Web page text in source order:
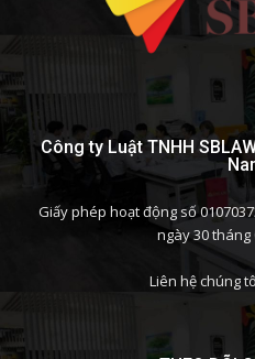
Công ty Luật TNHH
Giấy phép hoạt động số
ngày 30 tháng
Liên hệ chúng